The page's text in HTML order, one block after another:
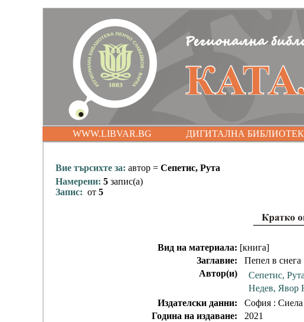
WWW.LIBVAR.BG ДИГИТАЛНА
Вие търсихте за: автор = Сепетис, Рута
Намерени: 5 запис(а)
Запис: от 5
Вид на материала: [книга]
Заглавие:
Пепел в снега
Автор(и)
Сепетис, Рута
Недев, Явор
Издателски данни:
София : Сиела
Година на издаване:
2021